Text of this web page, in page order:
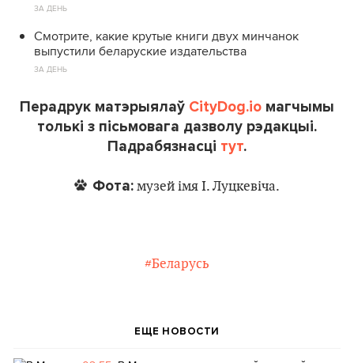
ЗА ДЕНЬ
Смотрите, какие крутые книги двух минчанок
выпустили беларуские издательства
ЗА ДЕНЬ
Перадрук матэрыялаў CityDog.io магчымы
толькі з пісьмовага дазволу рэдакцыі.
Падрабязнасці тут.
Фота: музей імя І. Луцкевіча.
#Беларусь
ЕЩЕ НОВОСТИ